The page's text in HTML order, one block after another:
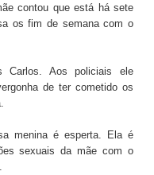
contou que está há sete
os fim de semana com o
Carlos. Aos policiais ele
de ter cometido os
menina é esperta. Ela é
sexuais da mãe com o